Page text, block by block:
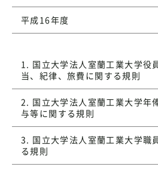
平成16年度
1. 国立大学法人室蘭工業大学役
当、紀律、旅費に関する規則
2. 国立大学法人室蘭工業大学年
与等に関する規則
3. 国立大学法人室蘭工業大学職
る規則